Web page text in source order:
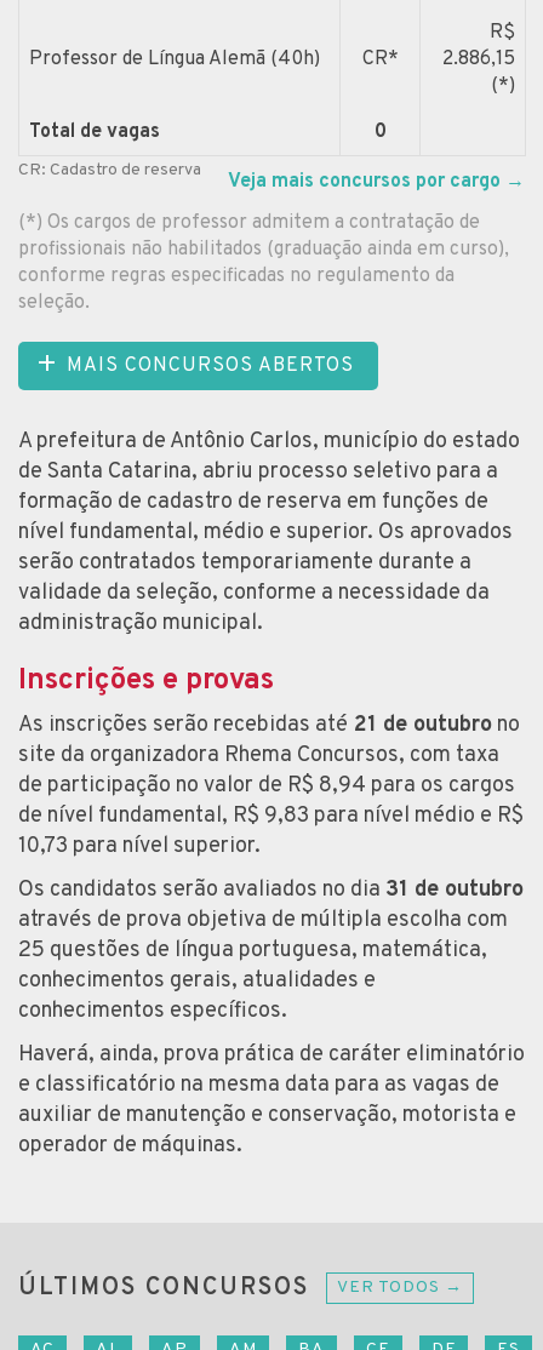
Professor de Língua Alemã (40h) CR*
R$
2.886,15
(*)
Total de vagas
0
CR: Cadastro de reserva Veja mais concursos por cargo →
(*) Os cargos de professor admitem a contratação de
profissionais não habilitados (graduação ainda em curso),
conforme regras especificadas no regulamento da
seleção.
MAIS CONCURSOS ABERTOS
A prefeitura de Antônio Carlos, município do estado
de Santa Catarina, abriu processo seletivo para a
formação de cadastro de reserva em funções de
nível fundamental, médio e superior. Os aprovados
serão contratados temporariamente durante a
validade da seleção, conforme a necessidade da
administração municipal.
Inscrições e provas
As inscrições serão recebidas até 21 de outubro no
site da organizadora Rhema Concursos, com taxa
de participação no valor de R$ 8,94 para os cargos
de nível fundamental, R$ 9,83 para nível médio e R$
10,73 para nível superior.
Os candidatos serão avaliados no dia 31 de outubro
através de prova objetiva de múltipla escolha com
25 questões de língua portuguesa, matemática,
conhecimentos gerais, atualidades e
conhecimentos específicos.
Haverá, ainda, prova prática de caráter eliminatório
e classificatório na mesma data para as vagas de
auxiliar de manutenção e conservação, motorista e
operador de máquinas.
ÚLTIMOS CONCURSOS VER TODOS →